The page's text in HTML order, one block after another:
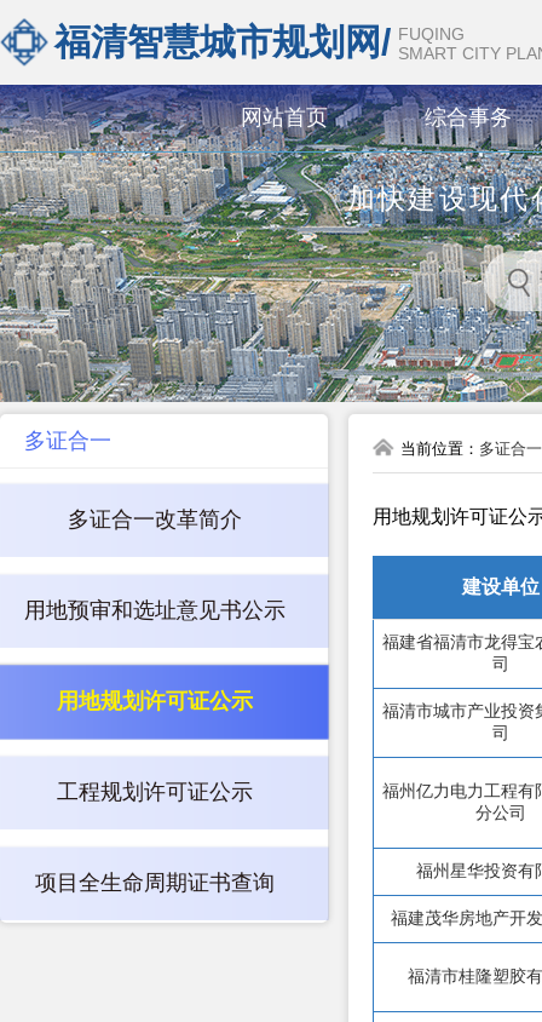
福清智慧城市规划网/ FUQING
SMART CITY
网站首页 综合事务
加快建设现
多证合一
多证合一改革简介
用地预审和选址意见书公示
用地规划许可证公示
工程规划许可证公示
项目全生命周期证书查询
当前位置： 多证合一
用地规划许可证公
建设单位
福建省福清市龙得宝
司
福清市城市产业投资
司
福州亿力电力工程有
分公司
福州星华投资有
福建茂华房地产开
福清市桂隆塑胶